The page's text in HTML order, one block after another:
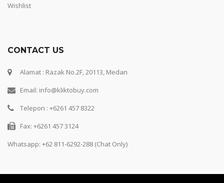
Wishlist
CONTACT US
Alamat : Razak No.2F, 20113, Medan
Email: info@kliktobuy.com
Telepon : +6261 457 8322
Fax: +6261 457 3124
Whatsapp: +62 811-6292-288 (Chat Only)